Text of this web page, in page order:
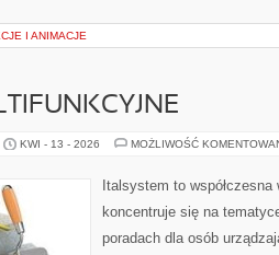
I ANIMACJE
KWI - 13 - 2026 MOŻLIWOŚĆ
Italsystem to
koncentruje się na
poradach dla osób